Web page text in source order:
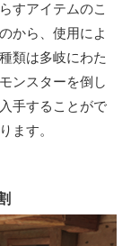
すアイテムのこ
から、使用によ
類は多岐にわた
ンスターを倒し
手することがで
ます。